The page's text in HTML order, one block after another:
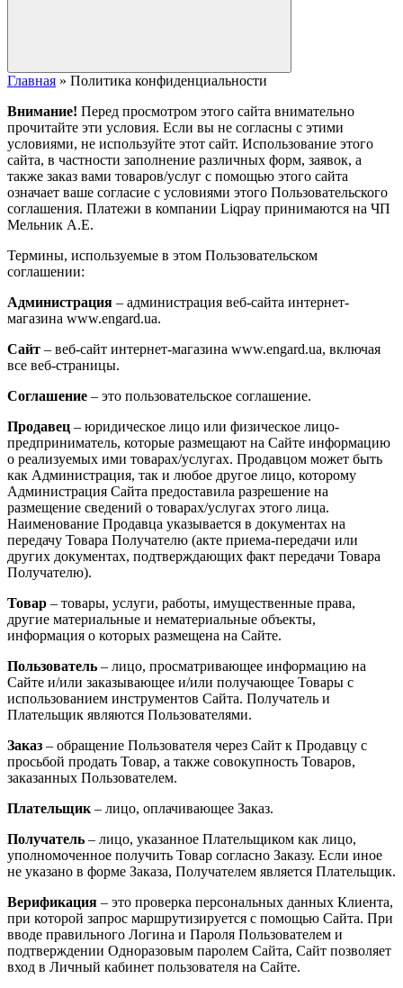
Главная » Политика конфиденциальности
Внимание! Перед просмотром этого сайта внимательно
прочитайте эти условия. Если вы не согласны с этими
условиями, не используйте этот сайт. Использование этого
сайта, в частности заполнение различных форм, заявок, а
также заказ вами товаров/услуг с помощью этого сайта
означает ваше согласие с условиями этого Пользовательского
соглашения. Платежи в компании Liqpay принимаются на ЧП
Мельник А.Е.
Термины, используемые в этом Пользовательском
соглашении:
Администрация – администрация веб-сайта интернет-
магазина www.engard.ua.
Сайт – веб-сайт интернет-магазина www.engard.ua, включая
все веб-страницы.
Соглашение – это пользовательское соглашение.
Продавец – юридическое лицо или физическое лицо-
предприниматель, которые размещают на Сайте информацию
о реализуемых ими товарах/услугах. Продавцом может быть
как Администрация, так и любое другое лицо, которому
Администрация Сайта предоставила разрешение на
размещение сведений о товарах/услугах этого лица.
Наименование Продавца указывается в документах на
передачу Товара Получателю (акте приема-передачи или
других документах, подтверждающих факт передачи Товара
Получателю).
Товар – товары, услуги, работы, имущественные права,
другие материальные и нематериальные объекты,
информация о которых размещена на Сайте.
Пользователь – лицо, просматривающее информацию на
Сайте и/или заказывающее и/или получающее Товары с
использованием инструментов Сайта. Получатель и
Плательщик являются Пользователями.
Заказ – обращение Пользователя через Сайт к Продавцу с
просьбой продать Товар, а также совокупность Товаров,
заказанных Пользователем.
Плательщик – лицо, оплачивающее Заказ.
Получатель – лицо, указанное Плательщиком как лицо,
уполномоченное получить Товар согласно Заказу. Если иное
не указано в форме Заказа, Получателем является Плательщик.
Верификация – это проверка персональных данных Клиента,
при которой запрос маршрутизируется с помощью Сайта. При
вводе правильного Логина и Пароля Пользователем и
подтверждении Одноразовым паролем Сайта, Сайт позволяет
вход в Личный кабинет пользователя на Сайте.